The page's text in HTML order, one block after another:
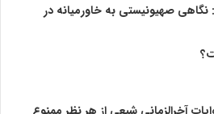
صهیونیستی به خاورمیانه در